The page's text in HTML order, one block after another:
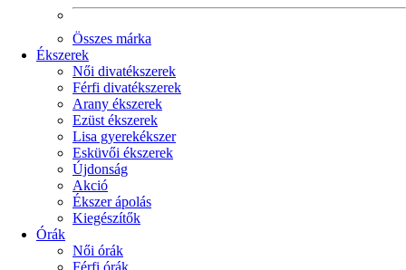
Összes márka
Ékszerek
Női divatékszerek
Férfi divatékszerek
Arany ékszerek
Ezüst ékszerek
Lisa gyerekékszer
Esküvői ékszerek
Újdonság
Akció
Ékszer ápolás
Kiegészítők
Órák
Női órák
Férfi órák